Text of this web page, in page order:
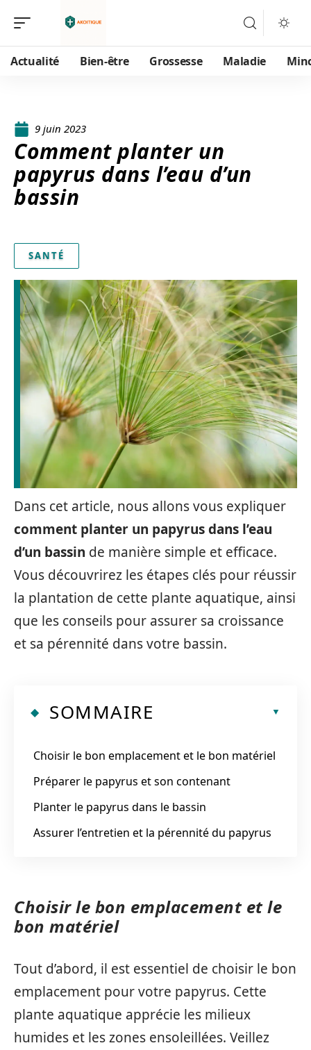
Actualité Bien-être Grossesse Maladie
9 juin 2023
Comment planter un
papyrus dans l’eau d’un
bassin
SANTÉ
Dans cet article, nous allons vous expliquer
comment planter un papyrus dans l’eau
d’un bassin de manière simple et efficace.
Vous découvrirez les étapes clés pour réussir
la plantation de cette plante aquatique, ainsi
que les conseils pour assurer sa croissance
et sa pérennité dans votre bassin.
SOMMAIRE
Choisir le bon emplacement et le bon matériel
Préparer le papyrus et son contenant
Planter le papyrus dans le bassin
Assurer l’entretien et la pérennité du papyrus
Choisir le bon emplacement et le
bon matériel
Tout d’abord, il est essentiel de choisir le bon
emplacement pour votre papyrus. Cette
plante aquatique apprécie les milieux
humides et les zones ensoleillées. Veillez